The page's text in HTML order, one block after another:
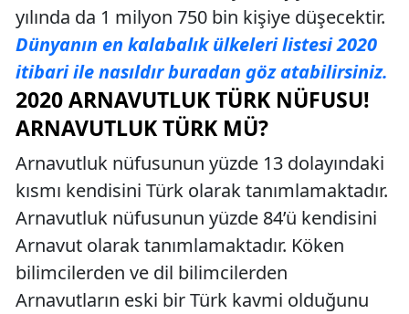
yılında da 1 milyon 750 bin kişiye düşecektir.
Dünyanın en kalabalık ülkeleri listesi 2020
itibari ile nasıldır buradan göz atabilirsiniz.
2020 ARNAVUTLUK TÜRK NÜFUSU!
ARNAVUTLUK TÜRK MÜ?
Arnavutluk nüfusunun yüzde 13 dolayındaki
kısmı kendisini Türk olarak tanımlamaktadır.
Arnavutluk nüfusunun yüzde 84’ü kendisini
Arnavut olarak tanımlamaktadır. Köken
bilimcilerden ve dil bilimcilerden
Arnavutların eski bir Türk kavmi olduğunu